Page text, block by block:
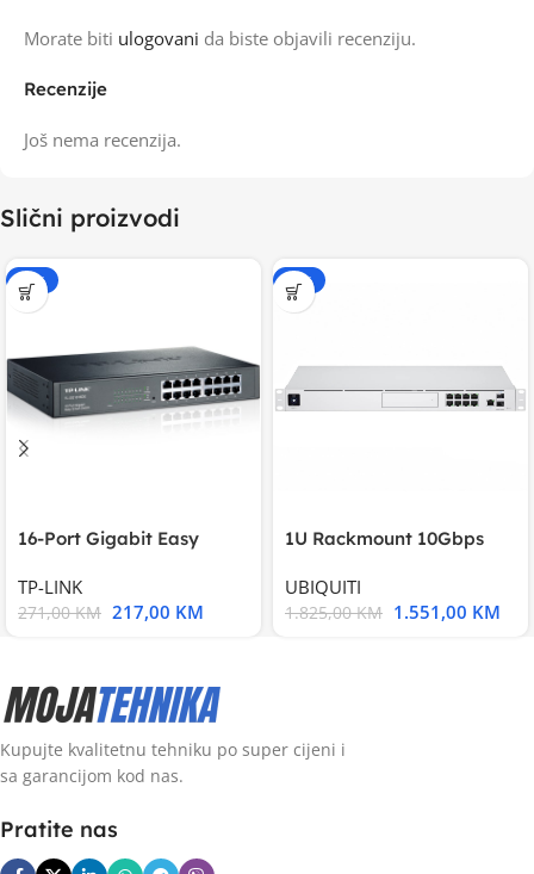
Recenzije
Još nema recenzija.
Morate biti ulogovani da biste objavili recenziju.
Slični proizvodi
-20%
16-Port Gigabit Easy
TP-LINK
271,00KM 217,00 KM
-15%
1U Rackmount 10Gbps
UBIQUITI
1.825,00KM 1.551,00 KM
Kupujte kvalitetnu tehniku po super cijeni i
sa garancijom kod nas.
Pratite nas